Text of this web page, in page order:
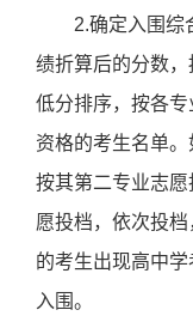
2.确定入围综
绩折算后的分数
低分排序，按各
资格的考生名单。
按其第二专业志
愿投档，依次投
的考生出现高中
入围。